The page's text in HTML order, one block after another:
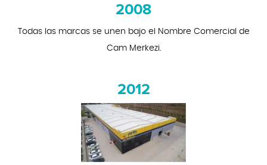
2008
Todas las marcas se unen bajo el Nombre Comercial de
Cam Merkezi.
2012